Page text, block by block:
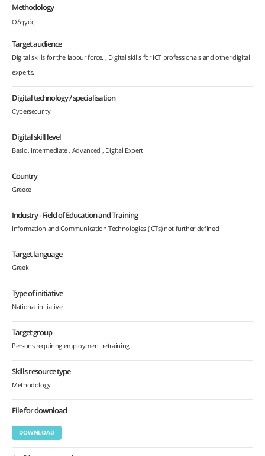
Methodology
Οδηγός
Target audience
Digital skills for the labour force.
Digital skills for ICT professionals and other digital
experts.
Digital technology / specialisation
Cybersecurity
Digital skill level
Basic Intermediate Advanced Digital Expert
Country
Greece
Industry - Field of Education and Training
Information and Communication Technologies (ICTs) not further defined
Target language
Greek
Type of initiative
National initiative
Target group
Persons requiring employment retraining
Skills resource type
Methodology
File for download
DOWNLOAD